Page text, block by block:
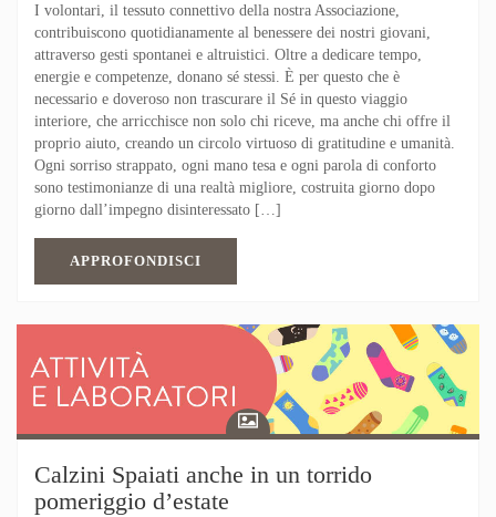
I volontari, il tessuto connettivo della nostra Associazione,
contribuiscono quotidianamente al benessere dei nostri giovani,
attraverso gesti spontanei e altruistici. Oltre a dedicare tempo,
energie e competenze, donano sé stessi. È per questo che è
necessario e doveroso non trascurare il Sé in questo viaggio
interiore, che arricchisce non solo chi riceve, ma anche chi offre il
proprio aiuto, creando un circolo virtuoso di gratitudine e umanità.
Ogni sorriso strappato, ogni mano tesa e ogni parola di conforto
sono testimonianze di una realtà migliore, costruita giorno dopo
giorno dall’impegno disinteressato […]
APPROFONDISCI
Calzini Spaiati anche in un torrido
pomeriggio d’estate